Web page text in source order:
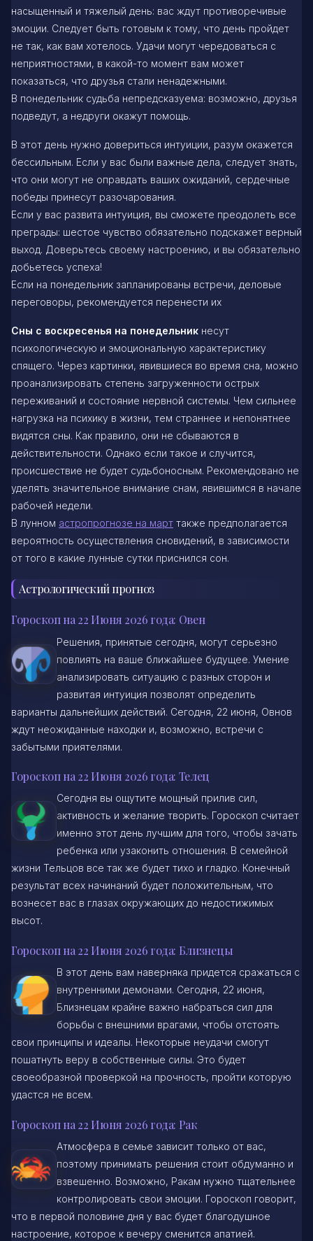
насыщенный и тяжелый день: вас ждут противоречивые
эмоции. Следует быть готовым к тому, что день пройдет
не так, как вам хотелось. Удачи могут чередоваться с
неприятностями, в какой-то момент вам может
показаться, что друзья стали ненадежными.
В понедельник судьба непредсказуема: возможно, друзья
подведут, а недруги окажут помощь.
В этот день нужно довериться интуиции, разум окажется
бессильным. Если у вас были важные дела, следует знать,
что они могут не оправдать ваших ожиданий, сердечные
победы принесут разочарования.
Если у вас развита интуиция, вы сможете преодолеть все
преграды: шестое чувство обязательно подскажет верный
выход. Доверьтесь своему настроению, и вы обязательно
добьетесь успеха!
Если на понедельник запланированы встречи, деловые
переговоры, рекомендуется перенести их
Сны с воскресенья на понедельник несут
психологическую и эмоциональную характеристику
спящего. Через картинки, явившиеся во время сна, можно
проанализировать степень загруженности острых
переживаний и состояние нервной системы. Чем сильнее
нагрузка на психику в жизни, тем страннее и непонятнее
видятся сны. Как правило, они не сбываются в
действительности. Однако если такое и случится,
происшествие не будет судьбоносным. Рекомендовано не
уделять значительное внимание снам, явившимся в начале
рабочей недели.
В лунном астропрогнозе на март также предполагается
вероятность осуществления сновидений, в зависимости
от того в какие лунные сутки приснился сон.
Астрологический прогноз
Гороскоп на 22 Июня 2026 года: Овен
Решения, принятые сегодня, могут серьезно
повлиять на ваше ближайшее будущее. Умение
анализировать ситуацию с разных сторон и
развитая интуиция позволят определить
варианты дальнейших действий. Сегодня, 22 июня, Овнов
ждут неожиданные находки и, возможно, встречи с
забытыми приятелями.
Гороскоп на 22 Июня 2026 года: Телец
Сегодня вы ощутите мощный прилив сил,
активность и желание творить. Гороскоп считает
именно этот день лучшим для того, чтобы зачать
ребенка или узаконить отношения. В семейной
жизни Тельцов все так же будет тихо и гладко. Конечный
результат всех начинаний будет положительным, что
вознесет вас в глазах окружающих до недостижимых
высот.
Гороскоп на 22 Июня 2026 года: Близнецы
В этот день вам наверняка придется сражаться с
внутренними демонами. Сегодня, 22 июня,
Близнецам крайне важно набраться сил для
борьбы с внешними врагами, чтобы отстоять
свои принципы и идеалы. Некоторые неудачи смогут
пошатнуть веру в собственные силы. Это будет
своеобразной проверкой на прочность, пройти которую
удастся не всем.
Гороскоп на 22 Июня 2026 года: Рак
Атмосфера в семье зависит только от вас,
поэтому принимать решения стоит обдуманно и
взвешенно. Возможно, Ракам нужно тщательнее
контролировать свои эмоции. Гороскоп говорит,
что в первой половине дня у вас будет благодушное
настроение, которое к вечеру сменится апатией.